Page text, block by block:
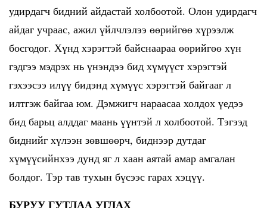
удирдагч бидний айдастай холбоотой. Олон удирдагч
айдаг учраас, ажил үйлчлэлээ өөрийгөө хүрээлж
босгодог. Хүнд хэрэгтэй байснаараа өөрийгөө хүн
гэдгээ мэдрэх нь үнэндээ бид хүмүүст хэрэгтэй
гэхээсээ илүү бидэнд хүмүүс хэрэгтэй байгааг л
илтгэж байгаа юм. Дэмжигч нараасаа холдох үедээ
бид барьц алддаг маань үүнтэй л холбоотой. Тэгээд
биднийг хүлээн зөвшөөрч, биднээр дутдаг
хүмүүсийнхээ дунд яг л хаан аятай амар амгалан
болдог. Тэр тав тухын бүсээс гарах хэцүү.
БУРУУ ГУТЛАА УГЛАХ